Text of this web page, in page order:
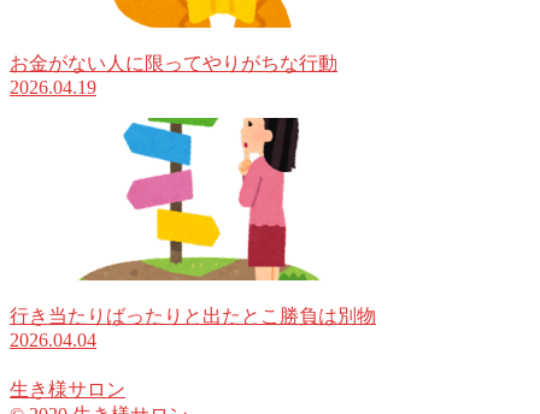
お金がない人に限ってやりがちな行動
2026.04.19
行き当たりばったりと出たとこ勝負は別物
2026.04.04
生き様サロン